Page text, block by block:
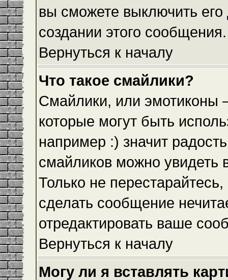
вы сможете выключить
создании этого сообщения.
Вернуться к началу
Что такое смайлики?
Смайлики, или эмотиконы
которые могут быть
например :) значит
смайликов можно
Только не
сделать сообщение
отредактировать ваше
Вернуться к началу
Могу ли я вставлять